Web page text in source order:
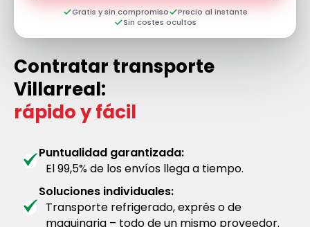
Gratis y sin compromiso
Precio al instante
Sin costes ocultos
Contratar transporte
Villarreal:
rápido y fácil
Puntualidad garantizada:
El 99,5% de los envíos llega a tiempo.
Soluciones individuales:
Transporte refrigerado, exprés o de
maquinaria – todo de un mismo proveedor.